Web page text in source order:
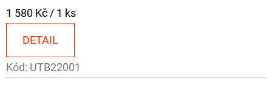
Měrná
1 580 Kč / 1 ks
DETAIL
Kód: UTB22001